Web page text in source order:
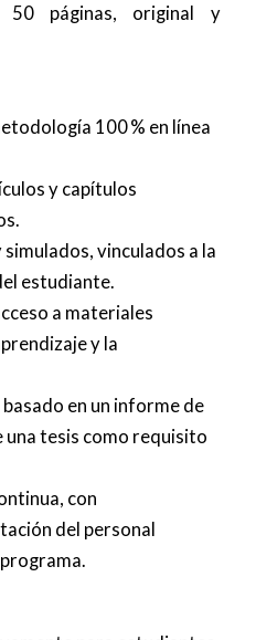
páginas, original y
100 % en línea
y capítulos
vinculados a la
estudiante.
a materiales
y la
en un informe de
una tesis como requisito
con
del personal